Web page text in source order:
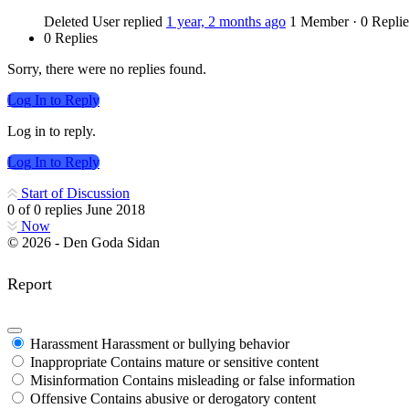
Deleted User replied 1 year, 2 months ago 1 Member · 0
0 Replies
Sorry, there were no replies found.
Log In to Reply
Log in to reply.
Log In to Reply
Start of Discussion
0 of0 replies June 2018
Now
© 2026 - Den Goda Sidan
Report
Harassment Harassment or bullying behavior
Inappropriate Contains mature or sensitive content
Misinformation Contains misleading or false information
Offensive Contains abusive or derogatory content